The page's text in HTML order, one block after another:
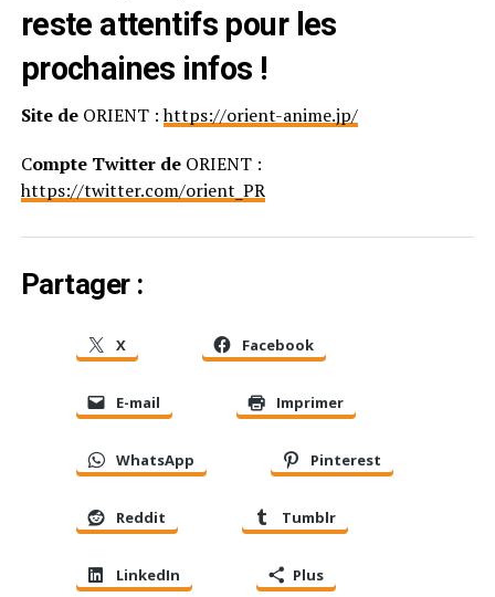
reste attentifs pour les
prochaines infos !
Site deORIENT :https://orient-anime.jp/
Compte Twitter deORIENT :
https://twitter.com/orient_PR
Partager :
X Facebook
E-mail Imprimer
WhatsApp Pinterest
Reddit Tumblr
LinkedIn Plus